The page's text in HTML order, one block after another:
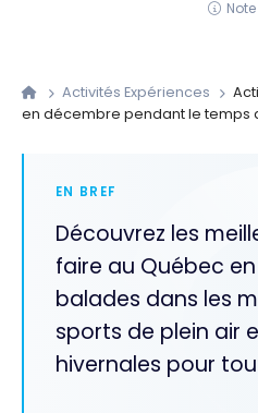
Activités Expériences
en décembre pendant le temps
EN BREF
Découvrez les
faire au Québec
balades dans les
sports de plein air
hivernales pour